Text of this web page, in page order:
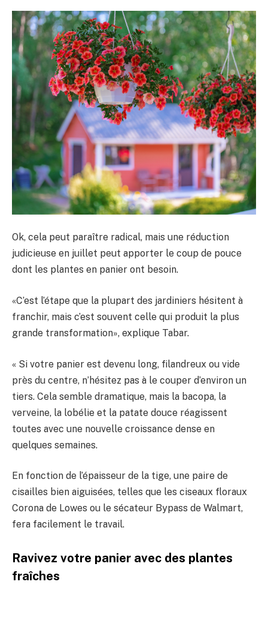
Ok, cela peut paraître radical, mais une réduction
judicieuse en juillet peut apporter le coup de pouce
dont les plantes en panier ont besoin.
«C’est l’étape que la plupart des jardiniers hésitent à
franchir, mais c’est souvent celle qui produit la plus
grande transformation», explique Tabar.
« Si votre panier est devenu long, filandreux ou vide
près du centre, n’hésitez pas à le couper d’environ un
tiers. Cela semble dramatique, mais la bacopa, la
verveine, la lobélie et la patate douce réagissent
toutes avec une nouvelle croissance dense en
quelques semaines.
En fonction de l’épaisseur de la tige, une paire de
cisailles bien aiguisées, telles que les ciseaux floraux
Corona de Lowes ou le sécateur Bypass de Walmart,
fera facilement le travail.
Ravivez votre panier avec des plantes
fraîches